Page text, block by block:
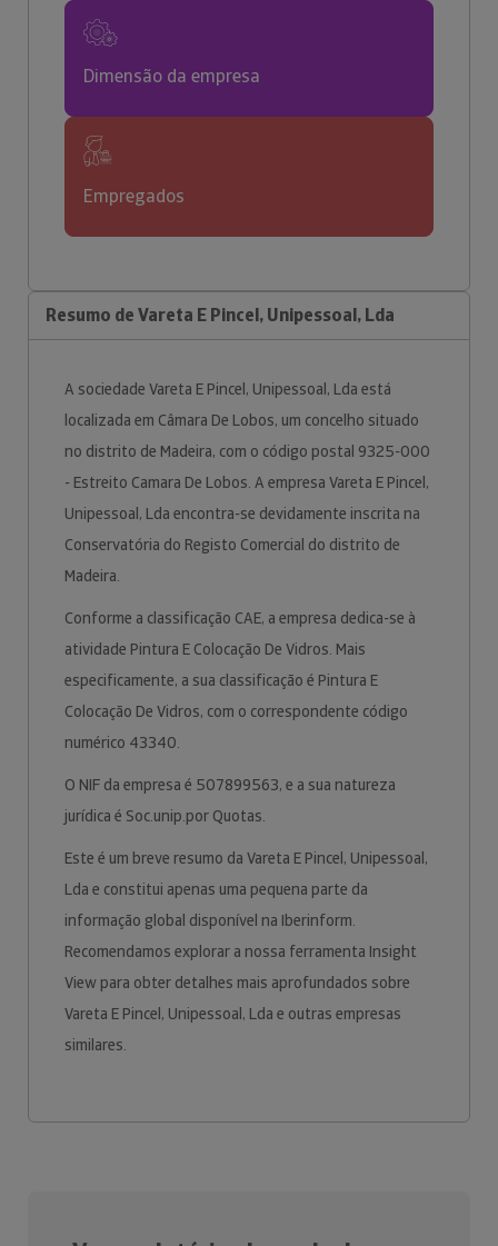
Dimensão da empresa
Empregados
Resumo de Vareta E Pincel, Unipessoal, Lda
A sociedade Vareta E Pincel, Unipessoal, Lda está
localizada em Câmara De Lobos, um concelho situado
no distrito de Madeira, com o código postal 9325-000
- Estreito Camara De Lobos. A empresa Vareta E Pincel,
Unipessoal, Lda encontra-se devidamente inscrita na
Conservatória do Registo Comercial do distrito de
Madeira.
Conforme a classificação CAE, a empresa dedica-se à
atividade Pintura E Colocação De Vidros. Mais
especificamente, a sua classificação é Pintura E
Colocação De Vidros, com o correspondente código
numérico 43340.
O NIF da empresa é 507899563, e a sua natureza
jurídica é Soc.unip.por Quotas.
Este é um breve resumo da Vareta E Pincel, Unipessoal,
Lda e constitui apenas uma pequena parte da
informação global disponível na Iberinform.
Recomendamos explorar a nossa ferramenta Insight
View para obter detalhes mais aprofundados sobre
Vareta E Pincel, Unipessoal, Lda e outras empresas
similares.